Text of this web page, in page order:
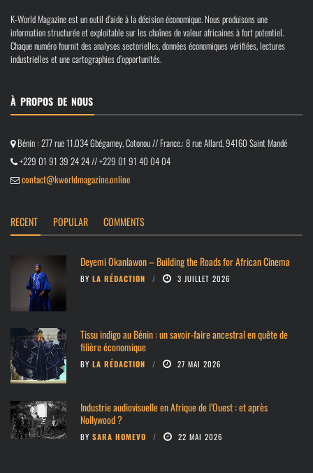
K-World Magazine est un outil d’aide à la décision économique. Nous produisons une
information structurée et exploitable sur les chaînes de valeur africaines à fort potentiel.
Chaque numéro fournit des analyses sectorielles, données économiques vérifiées, lectures
industrielles et une cartographies d’opportunités.
À PROPOS DE NOUS
Bénin : 277 rue 11.034 Gbégamey, Cotonou // France.: 8 rue Allard, 94160 Saint Mandé
+229 01 91 39 24 24 // +229 01 91 40 04 04
contact@kworldmagazine.online
RECENT POPULAR COMMENTS
Deyemi Okanlawon – Building the Roads for African Cinema
BY LA RÉDACTION 3 JUILLET 2026
Tissu indigo au Bénin : un savoir-faire ancestral en quête de
filière économique
BY LA RÉDACTION 27 MAI 2026
Industrie audiovisuelle en Afrique de l’Ouest : et après
Nollywood ?
BY SARA HOMEVO 22 MAI 2026